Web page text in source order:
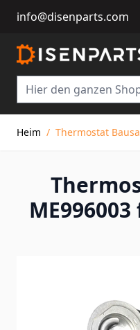
info@disenparts.com
Heim / Thermostat